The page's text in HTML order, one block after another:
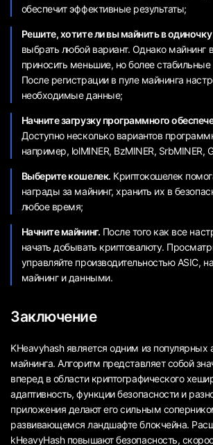
обеспечит эффективные результаты;
Решите, хотите ли вы майнить в одиночку
выбрать любой вариант. Однако майнинг
приносить меньшие, но более
После регистрации в пуле майнинга
необходимые данные;
Начните загрузку программного
Доступно несколько вариантов
например, lolMINER, BzMINER, SrbMINER,
Выберите кошелек. Криптокошелек
награды за майнинг, хранить их в
любое время;
Начните майнинг. После того как все
начать добывать криптовалюту.
управляйте производительностью ASIC,
майнинг и данными.
Заключение
KHeavyhash является одним из популярных
майнинга. Алгоритм представляет собой
вперед в области криптографического
адаптивность, функции безопасности и
приложения делают его сильным
развивающемся ландшафте блокчейна.
kHeavyHash повышают безопасность,